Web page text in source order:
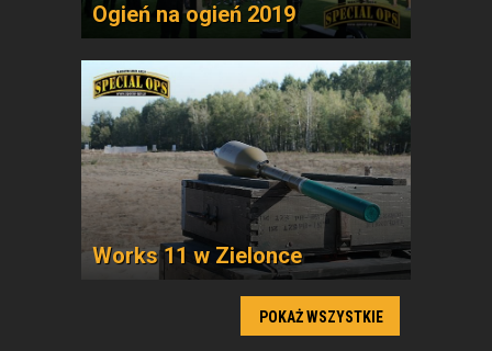
Ogień na ogień 2019
Works 11 w Zielonce
POKAŻ WSZYSTKIE